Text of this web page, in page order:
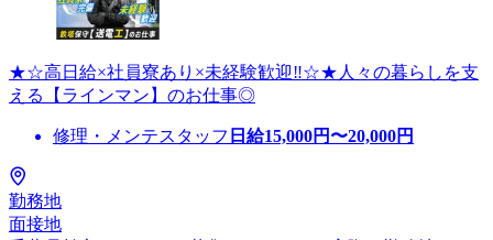
★☆高日給×社員寮あり×未経験歓迎‼☆★人々の暮らしを支
える【ラインマン】のお仕事◎
修理・メンテスタッフ 日給15,000円〜20,000円
勤務地
面接地